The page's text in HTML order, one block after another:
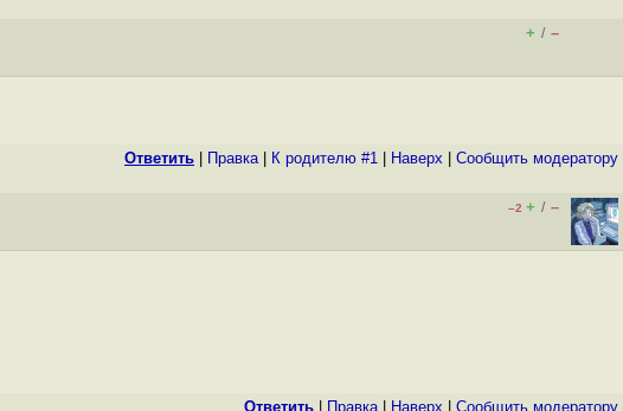
+ / –
Ответить Правка| К родителю #1 Наверх Cообщить модератору
–2 + / –
Ответить Правка| Наверх Cообщить модератору